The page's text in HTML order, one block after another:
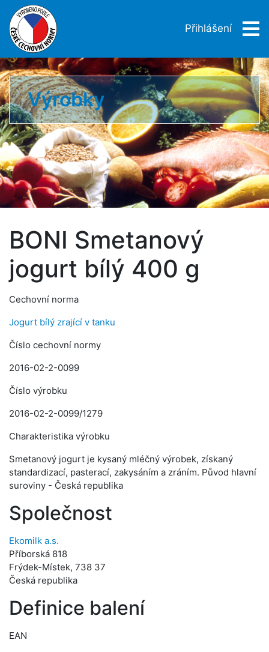
Přihlášení
Výrobky
BONI Smetanový
jogurt bílý 400 g
Cechovní norma
Jogurt bílý zrající v tanku
Číslo cechovní normy
2016-02-2-0099
Číslo výrobku
2016-02-2-0099/1279
Charakteristika výrobku
Smetanový jogurt je kysaný mléčný výrobek, získaný
standardizací, pasterací, zakysáním a zráním. Původ hlavní
suroviny - Česká republika
Společnost
Ekomilk a.s.
Příborská 818
Frýdek-Místek, 738 37
Česká republika
Definice balení
EAN